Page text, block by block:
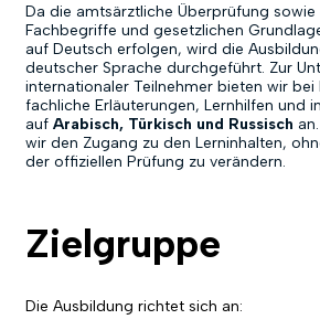
Da die amtsärztliche Überprüfung
Fachbegriffe und gesetzlichen
auf Deutsch erfolgen, wird die
deutscher Sprache durchgeführt. Zur
internationaler Teilnehmer bieten wir bei
fachliche Erläuterungen, Lernhilfen und
auf Arabisch, Türkisch und Russisch
wir den Zugang zu den Lerninhalten,
der offiziellen Prüfung zu verändern.
Zielgruppe
Die Ausbildung richtet sich an: